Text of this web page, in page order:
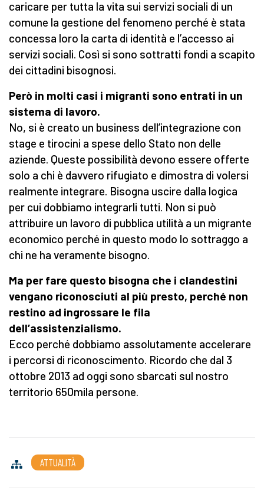
caricare per tutta la vita sui servizi sociali di un
comune la gestione del fenomeno perché è stata
concessa loro la carta di identità e l’accesso ai
servizi sociali. Così si sono sottratti fondi a scapito
dei cittadini bisognosi.
Però in molti casi i migranti sono entrati in un
sistema di lavoro.
No, si è creato un business dell’integrazione con
stage e tirocini a spese dello Stato non delle
aziende. Queste possibilità devono essere offerte
solo a chi è davvero rifugiato e dimostra di volersi
realmente integrare. Bisogna uscire dalla logica
per cui dobbiamo integrarli tutti. Non si può
attribuire un lavoro di pubblica utilità a un migrante
economico perché in questo modo lo sottraggo a
chi ne ha veramente bisogno.
Ma per fare questo bisogna che i clandestini
vengano riconosciuti al più presto, perché non
restino ad ingrossare le fila
dell’assistenzialismo.
Ecco perché dobbiamo assolutamente accelerare
i percorsi di riconoscimento. Ricordo che dal 3
ottobre 2013 ad oggi sono sbarcati sul nostro
territorio 650mila persone.
ATTUALITÀ